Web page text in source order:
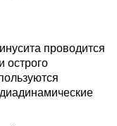
проводится
острого